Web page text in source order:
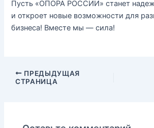
Пусть «ОПОРА РОССИИ» станет
и откроет новые возможности для
бизнеса! Вместе мы — сила!
ПРЕДЫДУЩАЯ
СТРАНИЦА